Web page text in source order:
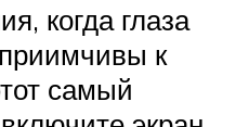
когда глаза
к
самый